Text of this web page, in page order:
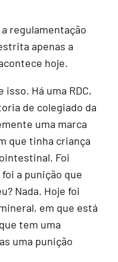
regulamentação
apenas a
hoje.
Há uma RDC,
de colegiado da
uma marca
que tinha criança
Foi
a punição que
Nada. Hoje foi
em que está
tem uma
uma punição